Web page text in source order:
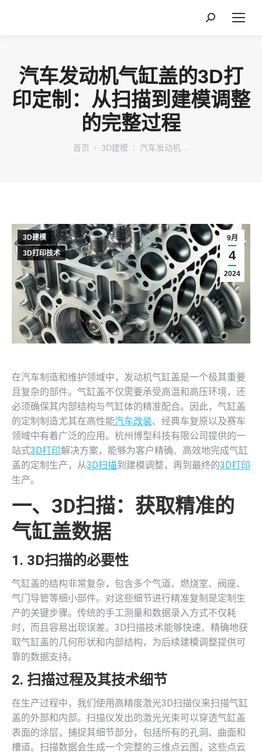
搜
汽车发动机气缸盖的3D打
印定制：从扫描到建模调整
的完整过程
您在这里：
首页 3D建模 汽车发动机…
9月
4
2024
3D建模
3D打印技术
在汽车制造和维护领域中，发动机气缸盖是一个极其重要
且复杂的部件。气缸盖不仅需要承受高温和高压环境，还
必须确保其内部结构与气缸体的精准配合。因此，气缸盖
的定制制造尤其在高性能汽车改装、经典车复原以及赛车
领域中有着广泛的应用。杭州博型科技有限公司提供的一
站式3D打印解决方案，能够为客户精确、高效地完成气缸
盖的定制生产，从3D扫描到建模调整，再到最终的3D打印
生产。
一、 3D扫描：获取精准的
气缸盖数据
1. 3D扫描的必要性
气缸盖的结构非常复杂，包含多个气道、燃烧室、阀座、
气门导管等细小部件。对这些细节进行精准复制是定制生
产的关键步骤。传统的手工测量和数据录入方式不仅耗
时，而且容易出现误差。3D扫描技术能够快速、精确地获
取气缸盖的几何形状和内部结构，为后续建模调整提供可
靠的数据支持。
2. 扫描过程及其技术细节
在生产过程中，我们使用高精度激光3D扫描仪来扫描气缸
盖的外部和内部。扫描仪发出的激光光束可以穿透气缸盖
表面的涂层，捕捉其细节部分，包括所有的孔洞、曲面和
槽道。扫描数据会生成一个完整的三维点云图，这些点云